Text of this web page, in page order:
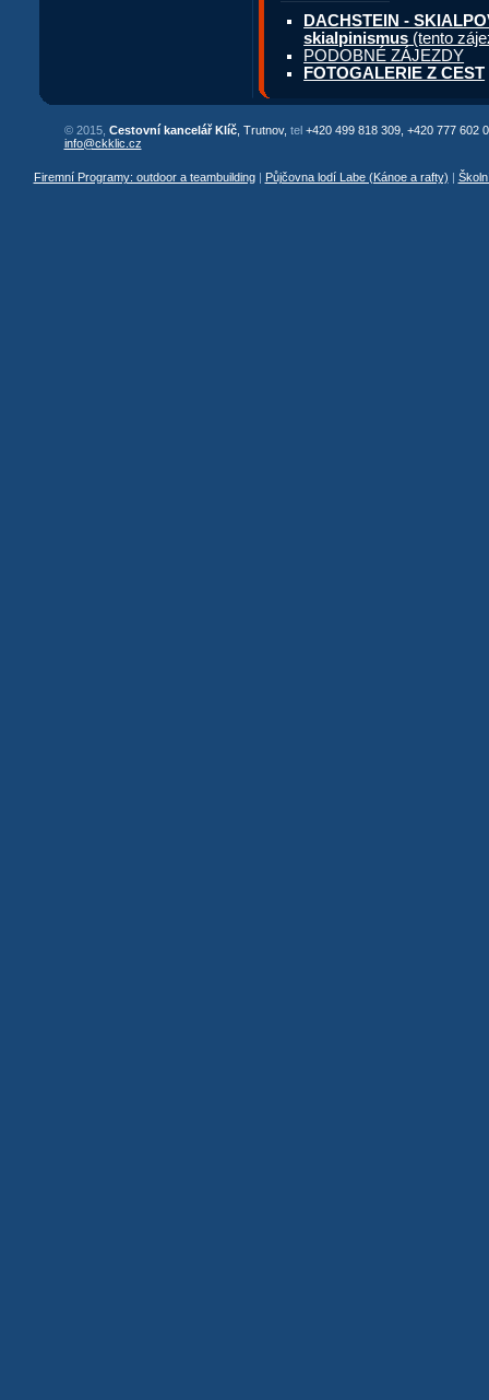
DACHSTEIN -
skialpinismus (tento
PODOBNÉ ZÁJEZDY
FOTOGALERIE Z CEST
© 2015, Cestovní kancelář Klíč, Trutnov, tel +420 499 818 309, +420 777 602
info@ckklic.cz
Firemní Programy: outdoor a teambuilding| Půjčovna lodí Labe (Kánoe a rafty)